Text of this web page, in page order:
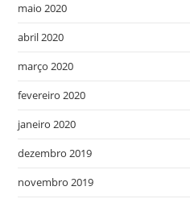
maio 2020
abril 2020
março 2020
fevereiro 2020
janeiro 2020
dezembro 2019
novembro 2019